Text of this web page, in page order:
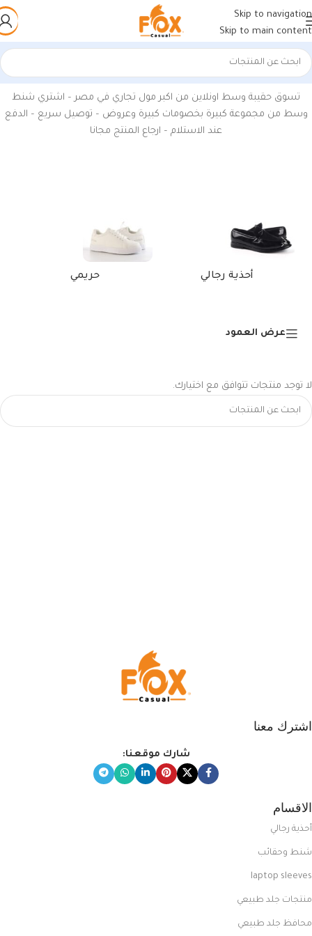
Skip to navigation
Skip to main content
الرئيسية/منتجات تحت الوسم “اسعار شنط وسط”
تسوق حقيبة وسط اونلاين من اكبر مول تجاري في مصر – اشتري شنط
وسط من مجموعة كبيرة بخصومات كبيرة وعروض – توصيل سريع – الدفع
عند الاستلام – ارجاع المنتج مجانا
أحذية رجالي حريمي
عرض العمود
لا توجد منتجات تتوافق مع اختيارك.
اشترك معنا
شارك موقعنا:
الاقسام
أحذية رجالي
شنط وحقائب
laptop sleeves
منتجات جلد طبيعي
محافظ جلد طبيعي